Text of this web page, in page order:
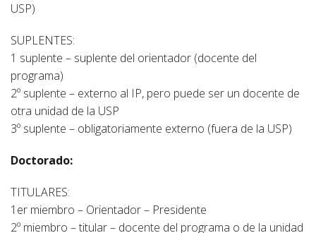
USP)
SUPLENTES:
1 suplente – suplente del orientador (docente del
programa)
2º suplente – externo al IP, pero puede ser un docente de
otra unidad de la USP
3º suplente – obligatoriamente externo (fuera de la USP)
Doctorado:
TITULARES:
1er miembro – Orientador – Presidente
2º miembro – titular – docente del programa o de la unidad